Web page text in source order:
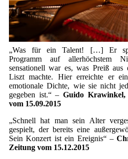
„Was für ein Talent! […] Er
Programm auf allerhöchstem
sensationell war es, was Preiß aus
Liszt machte. Hier erreichte er
emotionale Dichte, wie sie nicht
gegeben ist.“ – Guido Krawinkel,
vom 15.09.2015
„Schnell hat man sein Alter
gespielt, der bereits eine
Sein Konzert ist ein Ereignis“ –
Zeitung vom 15.12.2015